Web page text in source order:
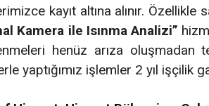
kayıt altına alınır.
Kamera ile Isınma Analizi”
henüz arıza oluşmadan
yaptığımız işlemler 2 yıl işçilik